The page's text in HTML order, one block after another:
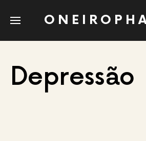
Depressão